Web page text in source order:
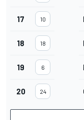
17 10
18 18
19 6
20 24